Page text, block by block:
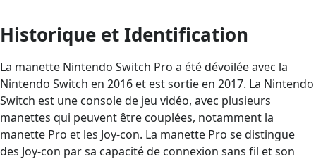
Historique et Identification
La manette Nintendo Switch Pro a été dévoilée avec la
Nintendo Switch en 2016 et est sortie en 2017. La Nintendo
Switch est une console de jeu vidéo, avec plusieurs
manettes qui peuvent être couplées, notamment la
manette Pro et les Joy-con. La manette Pro se distingue
des Joy-con par sa capacité de connexion sans fil et son